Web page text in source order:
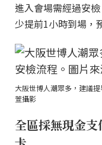
進入會場需經過安
少提前1小時到場，
大阪世博人潮眾多，建議
萱攝影
全區採無現金